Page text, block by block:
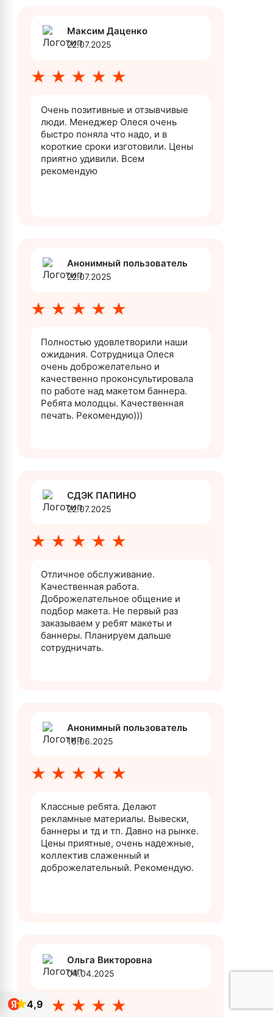
Максим Даценко
22.07.2025
★ ★ ★ ★ ★
Очень позитивные и отзывчивые
люди. Менеджер Олеся очень
быстро поняла что надо, и в
короткие сроки изготовили. Цены
приятно удивили. Всем
рекомендую
Анонимный пользователь
22.07.2025
★ ★ ★ ★ ★
Полностью удовлетворили наши
ожидания. Сотрудница Олеся
очень доброжелательно и
качественно проконсультировала
по работе над макетом баннера.
Ребята молодцы. Качественная
печать. Рекомендую)))
СДЭК ПАПИНО
22.07.2025
★ ★ ★ ★ ★
Отличное обслуживание.
Качественная работа.
Доброжелательное общение и
подбор макета. Не первый раз
заказываем у ребят макеты и
баннеры. Планируем дальше
сотрудничать.
Анонимный пользователь
15.06.2025
★ ★ ★ ★ ★
Классные ребята. Делают
рекламные материалы. Вывески,
баннеры и тд и тп. Давно на рынке.
Цены приятные, очень надежные,
коллектив слаженный и
доброжелательный. Рекомендую.
Ольга Викторовна
04.04.2025
★ ★ ★ ★ ★
4,9